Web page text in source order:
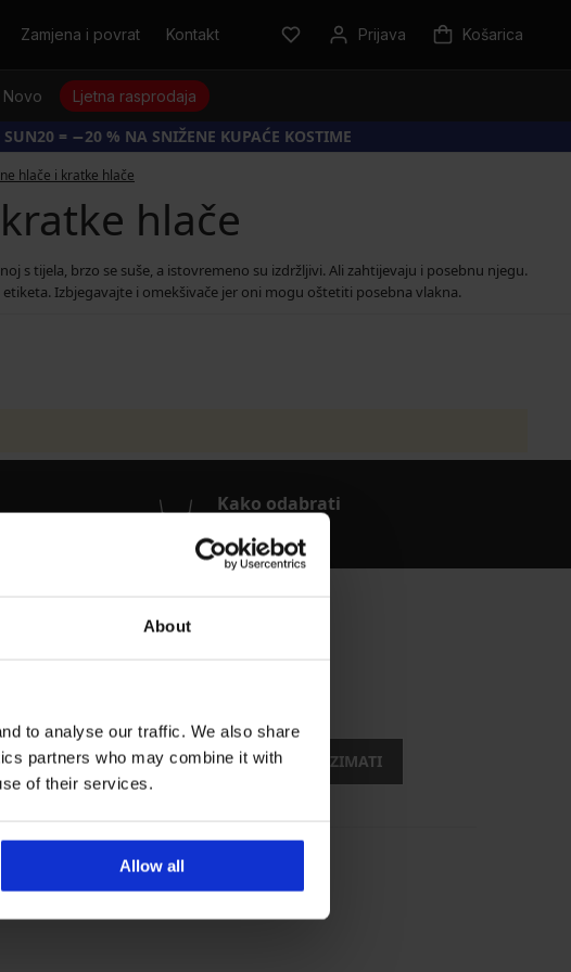
About
to analyse our traffic. We also share
partners who may combine it with
of their services.
Allow all
Zamjena i povrat Kontakt Prijava Košarica
Novo Ljetna rasprodaja
SUN20 = −20 % NA SNIŽENE KUPAĆE KOSTIME
hlače i kratke hlače
hlače
s tijela, brzo se suše, a istovremeno su izdržljivi. Ali zahtijevaju i posebnu njegu.
Izbjegavajte i omekšivače jer oni mogu oštetiti posebna vlakna.
Kako odabrati
ŽELIM PREUZIMATI